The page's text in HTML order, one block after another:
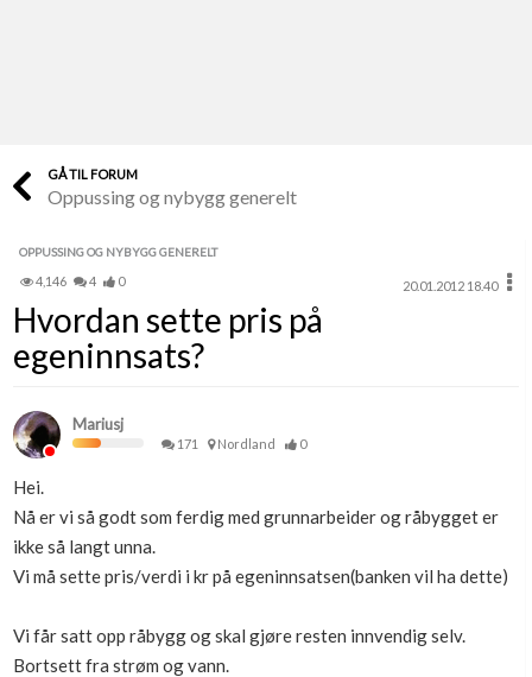
Finn håndverkere
Papirer som mangler
Skaff dokumentasjon som mangler
Boligmappa+
Få mer ut av Boligmappa
Nytt
GÅ TIL FORUM
Oppussing og nybygg generelt
OPPUSSING OG NYBYGG GENERELT
4,146 4 0 20.01.2012 18.40
Hvordan sette pris på
egeninnsats?
Mariusj
171 Nordland 0
Hei.
Nå er vi så godt som ferdig med grunnarbeider og råbygget er
ikke så langt unna.
Vi må sette pris/verdi i kr på egeninnsatsen(banken vil ha dette)
Vi får satt opp råbygg og skal gjøre resten innvendig selv.
Bortsett fra strøm og vann.